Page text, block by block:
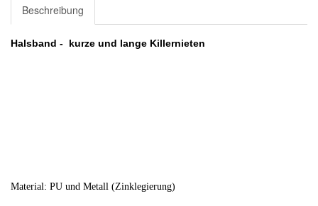
Beschreibung
Halsband - kurze und lange Killernieten
Material: PU und Metall (Zinklegierung)